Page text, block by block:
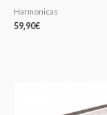
Harmonicas
59,90€